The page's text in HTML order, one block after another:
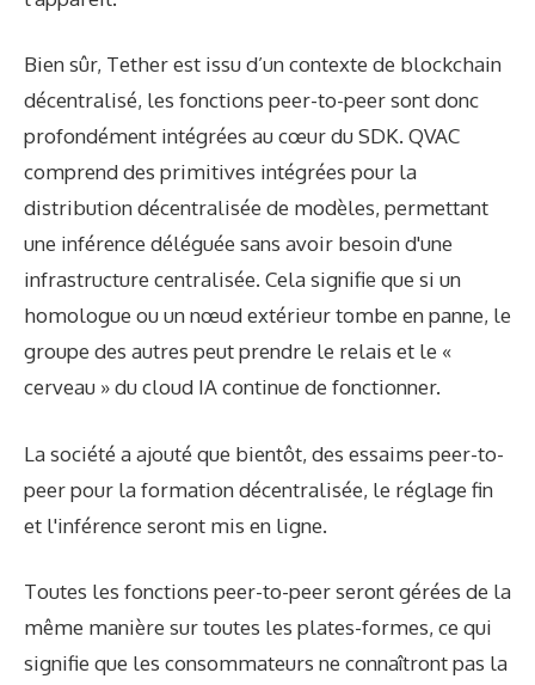
Bien sûr, Tether est issu d’un contexte de blockchain
décentralisé, les fonctions peer-to-peer sont donc
profondément intégrées au cœur du SDK. QVAC
comprend des primitives intégrées pour la
distribution décentralisée de modèles, permettant
une inférence déléguée sans avoir besoin d'une
infrastructure centralisée. Cela signifie que si un
homologue ou un nœud extérieur tombe en panne, le
groupe des autres peut prendre le relais et le «
cerveau » du cloud IA continue de fonctionner.
La société a ajouté que bientôt, des essaims peer-to-
peer pour la formation décentralisée, le réglage fin
et l'inférence seront mis en ligne.
Toutes les fonctions peer-to-peer seront gérées de la
même manière sur toutes les plates-formes, ce qui
signifie que les consommateurs ne connaîtront pas la